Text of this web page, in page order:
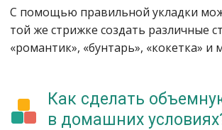
С помощью правильной укладки
той же стрижке создать различные
«романтик», «бунтарь», «кокетка» и
Как сделать
в домашних